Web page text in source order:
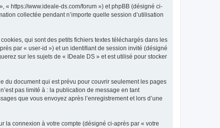
« https://www.ideale-ds.com/forum ») et phpBB (désigné ci-
collectée pendant n’importe quelle session d’utilisation
qui sont des petits fichiers textes téléchargés dans les
par « user-id ») et un identifiant de session invité (désigné
sur les sujets de « IDeale DS » et est utilisé pour stocker
du document qui est prévu pour couvrir seulement les pages
pas limité à : la publication de message en tant
que vous envoyez après l’enregistrement et lors d’une
la connexion à votre compte (désigné ci-après par « votre